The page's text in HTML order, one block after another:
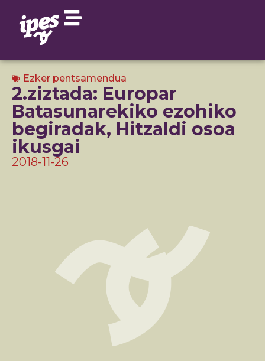
Ezker pentsamendua
2.ziztada: Europar
Batasunarekiko ezohiko
begiradak, Hitzaldi osoa
ikusgai
2018-11-26